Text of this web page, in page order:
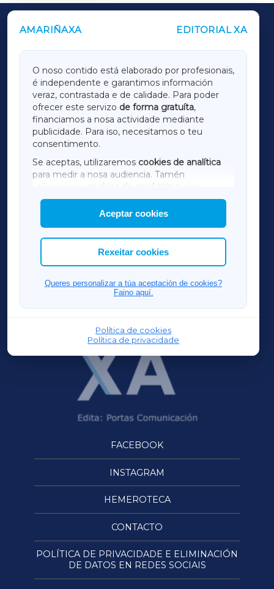
AMARIÑAXA EDITORIAL XA
O noso contido está elaborado por profesionais,
é independente e garantimos información
veraz, contrastada e de calidade. Para poder
ofrecer este servizo de forma gratuíta,
financiamos a nosa actividade mediante
publicidade. Para iso, necesitamos o teu
consentimento.
Se aceptas, utilizaremos cookies de analítica
para medir a nosa audiencia. Tamén
utilizaremos
cookies de marketing
mostrar publicidade de terceiros.
Así mesmo, podes personalizar a elección das
cookies que desexas permitir.
Aceptar cookies
Rexeitar cookies
Queres personalizar a túa aceptación de cookies?
Faino aquí.
Política de cookies
Política de privacidade
OUTROS PERIÓDICOS
LUGOXA
TERRACHAXA
AMARIÑAXA
RIBEIRASACRAXA
ACORUÑAXA
FERROLXA
OURENSEXA
FACEBOOK
INSTAGRAM
HEMEROTECA
CONTACTO
POLÍTICA DE PRIVACIDADE E ELIMINACIÓN
DE DATOS EN REDES SOCIAIS